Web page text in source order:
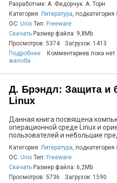
Разработчик: А. Федорчук. А. Торн
Категория: Литература, подкатегория
ОС: Unix Тип: Freeware
Скачать Размер файла: 9,8Mb
Просмотров: 5374
Загрузок: 1413
Подробнее
Комментариев пока нет
жалоба
Д. Брэндл: Защита и
Linux
Данная книга посвящена
операционной среде Linux и
пользователей и небольшие
Категория: Литература, подкатегория
ОС: Unix Тип: Freeware
Скачать Размер файла: 6,2Mb
Просмотров: 5736
Загрузок: 1590